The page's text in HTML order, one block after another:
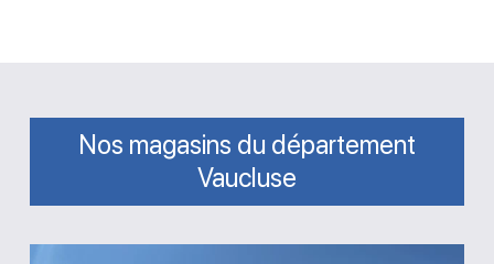
Nos magasins du département
Vaucluse